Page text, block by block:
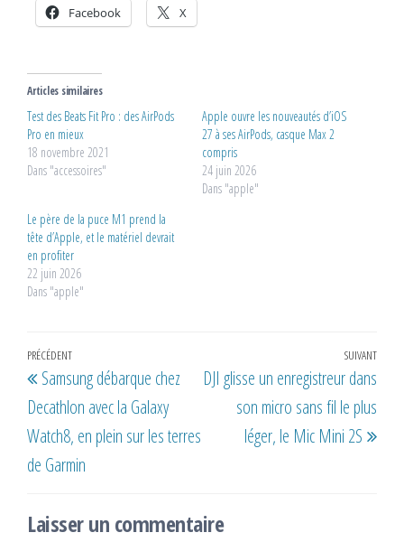
Facebook X
Articles similaires
Test des Beats Fit Pro : des AirPods
Pro en mieux
18 novembre 2021
Dans "accessoires"
Apple ouvre les nouveautés d’iOS
27 à ses AirPods, casque Max 2
compris
24 juin 2026
Dans "apple"
Le père de la puce M1 prend la
tête d’Apple, et le matériel devrait
en profiter
22 juin 2026
Dans "apple"
Navigation
de
l’article
Article
précédent
PRÉCÉDENT
Samsung débarque chez
Decathlon avec la Galaxy
Watch8, en plein sur les terres
de Garmin
SUIVANT
DJI glisse un enregistreur dans
son micro sans fil le plus
léger, le Mic Mini 2S
Laisser un commentaire